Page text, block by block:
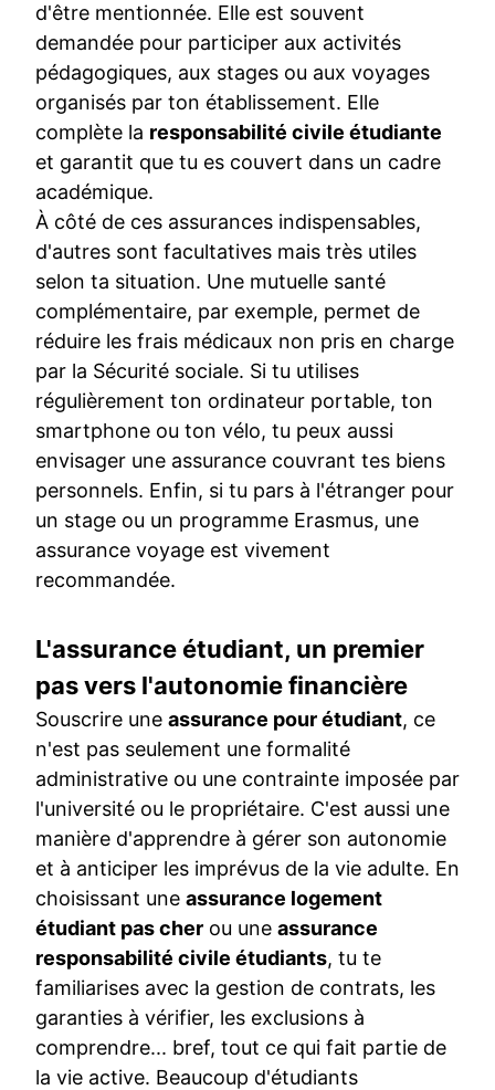
d'être mentionnée. Elle est souvent
demandée pour participer aux activités
pédagogiques, aux stages ou aux voyages
organisés par ton établissement. Elle
complète la responsabilité civile étudiante
et garantit que tu es couvert dans un cadre
académique.
À côté de ces assurances indispensables,
d'autres sont facultatives mais très utiles
selon ta situation. Une mutuelle santé
complémentaire, par exemple, permet de
réduire les frais médicaux non pris en charge
par la Sécurité sociale. Si tu utilises
régulièrement ton ordinateur portable, ton
smartphone ou ton vélo, tu peux aussi
envisager une assurance couvrant tes biens
personnels. Enfin, si tu pars à l'étranger pour
un stage ou un programme Erasmus, une
assurance voyage est vivement
recommandée.
L'assurance étudiant, un premier
pas vers l'autonomie financière
Souscrire une assurance pour étudiant, ce
n'est pas seulement une formalité
administrative ou une contrainte imposée par
l'université ou le propriétaire. C'est aussi une
manière d'apprendre à gérer son autonomie
et à anticiper les imprévus de la vie adulte. En
choisissant une assurance logement
étudiant pas cher ou une assurance
responsabilité civile étudiants, tu te
familiarises avec la gestion de contrats, les
garanties à vérifier, les exclusions à
comprendre... bref, tout ce qui fait partie de
la vie active. Beaucoup d'étudiants